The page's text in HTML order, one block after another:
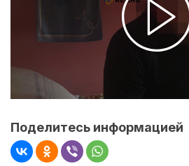
Поделитесь информацией